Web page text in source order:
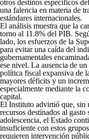
otros destinos específicos
una falencia en materia de
estándares internacionales.
El análisis muestra que la
torno al 11.8% del PIB.
lado, los esfuerzos de la
para evitar una caída del
gubernamentales
ese nivel. La ausencia de
política fiscal expansiva de
mayores déficits y un
especialmente mediante la
capital.
El Instituto advirtió que, sin
recursos destinados al
adolescencia, el Estado
insuficiente con estos
requieren intervención